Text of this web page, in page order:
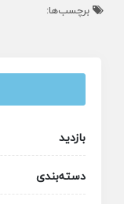
برچسب‌ها:
بازدید
دسته‌بندی